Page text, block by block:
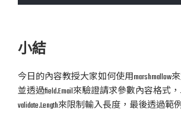
小結
今日的內容教授大家如何使用marshmallow來
並透過field.Email來驗證請求參數內容格式
validate.Length來限制輸入長度，最後透過